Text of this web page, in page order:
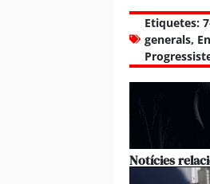
Etiquetes:
generals,
Notícies